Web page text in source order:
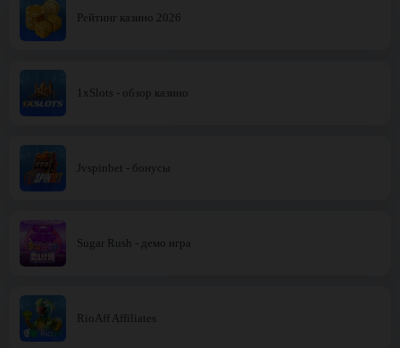
Рейтинг казино 2026
1xSlots - обзор казино
Jvspinbet - бонусы
Sugar Rush - демо игра
RioAff Affiliates